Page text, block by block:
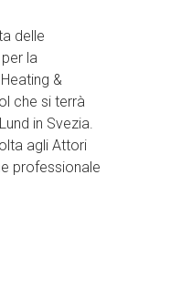
delle
la
&
che si terrà
in Svezia.
agli Attori
professionale